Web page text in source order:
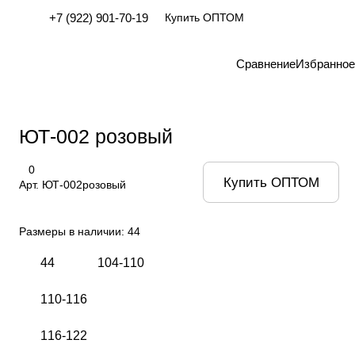
+7 (922) 901-70-19 Купить ОПТОМ
СравнениеИзбранное
ЮТ-002 розовый
0
Арт. ЮТ-002розовый
Размеры в наличии: 44
44 104-110
110-116
116-122
Купить ОПТОМ